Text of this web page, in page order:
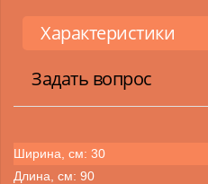
Характеристики
Задать вопрос
Ширина, см: 30
Длина, см: 90